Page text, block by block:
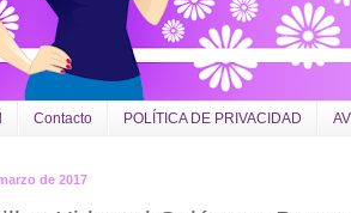
Contacto POLÍTICA DE PRIVACIDAD
de 2017